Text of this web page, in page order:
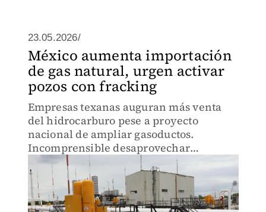
23.05.2026/
México aumenta importación
de gas natural, urgen activar
pozos con fracking
Empresas texanas auguran más venta
del hidrocarburo pese a proyecto
nacional de ampliar gasoductos.
Incomprensible desaprovechar
potencial, dice IP